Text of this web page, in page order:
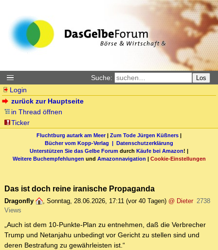
Suche: Los
Login
zurück zur Hauptseite
in Thread öffnen
Ticker
Fluchtburg autark am Meer| Zum Tode Jürgen Küßners |
Bücher vom Kopp-Verlag | Datenschutzerklärung
Unterstützen Sie das Gelbe Forum durch Käufe bei Amazon! |
Weitere Buchempfehlungen und Amazonnavigation | Cookie-Einstellungen
Das ist doch reine iranische Propaganda
Dragonfly , Sonntag, 28.06.2026, 17:11 (vor 40 Tagen) @ Dieter 2738
Views
„Auch ist dem 10-Punkte-Plan zu entnehmen, daß die Verbrecher
Trump und Netanjahu unbedingt vor Gericht zu stellen sind und
deren Bestrafung zu gewährleisten ist.“